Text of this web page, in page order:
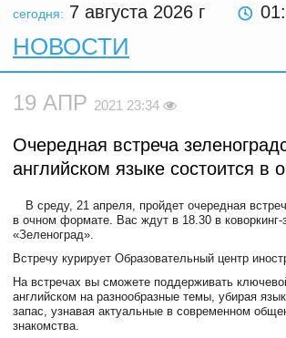
сегодня: 7 августа 2026 г
НОВОСТИ
19 АПР 2021 23:34
Очередная встреча
английском языке состоится в
В среду, 21 апреля, пройдет очередная
в очном формате. Вас ждут в 18.30 в коворкинг-
«Зеленоград».
Встречу курирует Образовательный центр
На встречах вы сможете поддерживать
английском на разнообразные темы, убирая
запас, узнавая актуальные в современном
знакомства.